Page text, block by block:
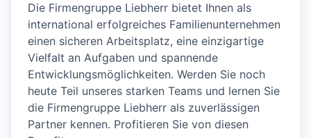
Die Firmengruppe Liebherr bietet Ihnen als
international erfolgreiches Familienunternehmen
einen sicheren Arbeitsplatz, eine einzigartige
Vielfalt an Aufgaben und spannende
Entwicklungsmöglichkeiten. Werden Sie noch
heute Teil unseres starken Teams und lernen Sie
die Firmengruppe Liebherr als zuverlässigen
Partner kennen. Profitieren Sie von diesen